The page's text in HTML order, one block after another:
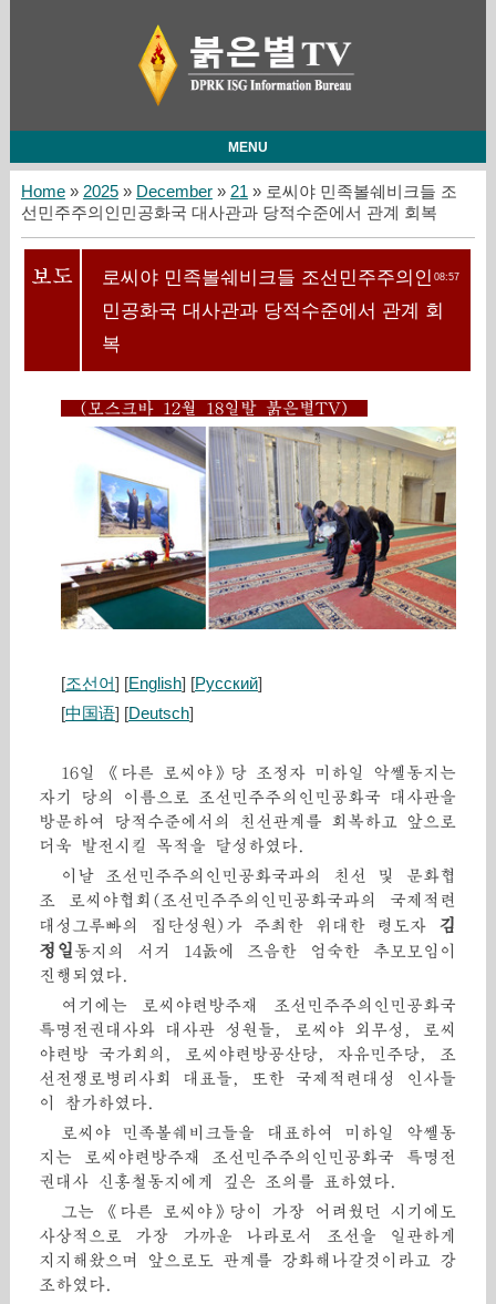
MENU
Home» 2025 » December » 21» 로씨야 민족볼쉐비크들 조
선민주주의인민공화국 대사관과 당적수준에서 관계 회복
08:57
로씨야 민족볼쉐비크들 조선민주주의인
민공화국 대사관과 당적수준에서 관계 회
복
(모스크바 12월 18일발 붉은별TV)
[조선어] [English] [Русский]
[中国语] [Deutsch]
16일 《다른 로씨야》당 조정자 미하일 악쎌동지는
자기 당의 이름으로 조선민주주의인민공화국 대사관을
방문하여 당적수준에서의 친선관계를 회복하고 앞으로
더욱 발전시킬 목적을 달성하였다.
이날 조선민주주의인민공화국과의 친선 및 문화협
조 로씨야협회(조선민주주의인민공화국과의 국제적련
대성그루빠의 집단성원)가 주최한 위대한 령도자 김
정일 동지의 서거 14돐에 즈음한 엄숙한 추모모임이
진행되였다.
여기에는 로씨야련방주재 조선민주주의인민공화국
특명전권대사와 대사관 성원들, 로씨야 외무성, 로씨
야련방 국가회의, 로씨야련방공산당, 자유민주당, 조
선전쟁로병리사회 대표들, 또한 국제적련대성 인사들
이 참가하였다.
로씨야 민족볼쉐비크들을 대표하여 미하일 악쎌동
지는 로씨야련방주재 조선민주주의인민공화국 특명전
권대사 신홍철동지에게 깊은 조의를 표하였다.
그는 《다른 로씨야》당이 가장 어려웠던 시기에도
사상적으로 가장 가까운 나라로서 조선을 일관하게
지지해왔으며 앞으로도 관계를 강화해나갈것이라고 강
조하였다.